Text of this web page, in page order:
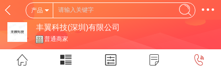
产品
丰翼科技(深圳)有限公司
普通商家